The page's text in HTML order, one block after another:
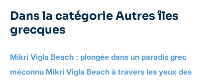
Dans la catégorie Autres îles
grecques
Mikri Vigla Beach : plongée dans un paradis grec
méconnu Mikri Vigla Beach à travers les yeux des